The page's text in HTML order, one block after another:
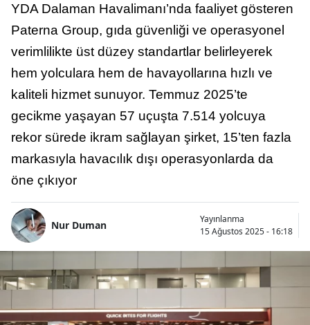
YDA Dalaman Havalimanı’nda faaliyet gösteren
Paterna Group, gıda güvenliği ve operasyonel
verimlilikte üst düzey standartlar belirleyerek
hem yolculara hem de havayollarına hızlı ve
kaliteli hizmet sunuyor. Temmuz 2025’te
gecikme yaşayan 57 uçuşta 7.514 yolcuya
rekor sürede ikram sağlayan şirket, 15’ten fazla
markasıyla havacılık dışı operasyonlarda da
öne çıkıyor
Nur Duman
Yayınlanma
15 Ağustos 2025 - 16:18